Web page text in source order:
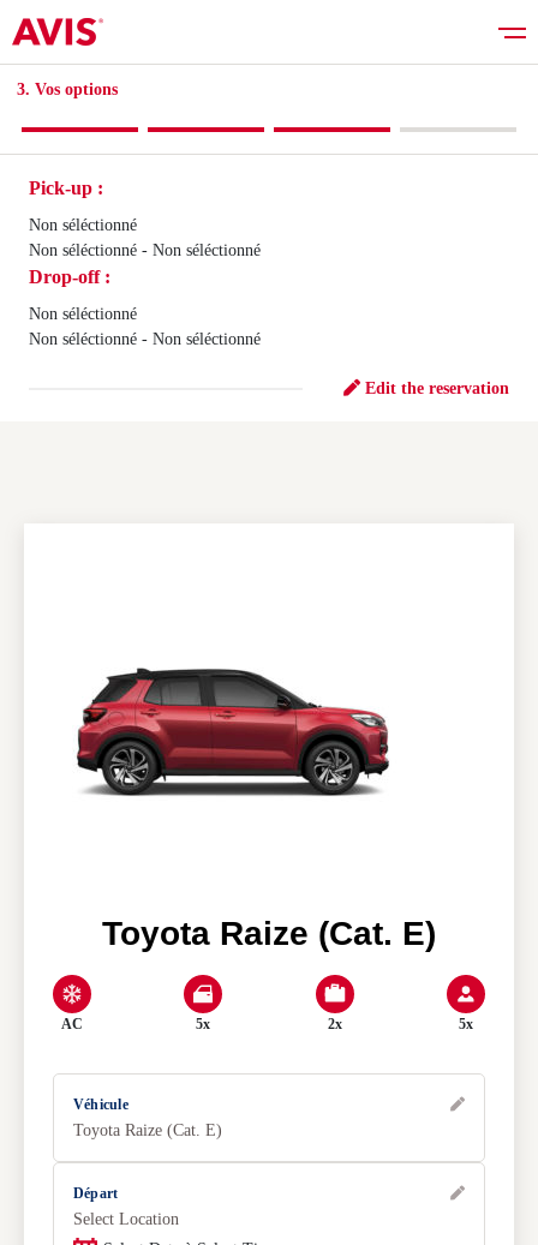
3. Vos options​
Pick-up :
Non séléctionné
Non séléctionné - Non séléctionné
Drop-off :
Non séléctionné
Non séléctionné - Non séléctionné
Edit the reservation
Toyota Raize (Cat. E)
AC 5x 2x 5x
Véhicule
Toyota Raize (Cat. E)
Départ
Select Location
News